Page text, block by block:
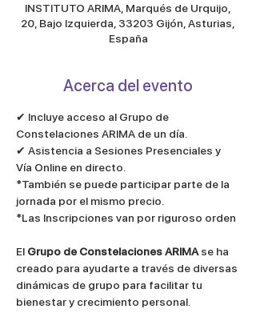
INSTITUTO ARIMA, Marqués de Urquijo,
20, Bajo Izquierda, 33203 Gijón, Asturias,
España
Acerca del evento
✔︎ Incluye acceso al Grupo de
Constelaciones ARIMA de un día.
✔︎ Asistencia a Sesiones Presenciales y
Vía Online en directo.
*También se puede participar parte de la
jornada por el mismo precio.
*Las Inscripciones van por riguroso orden
El Grupo de Constelaciones ARIMA se ha
creado para ayudarte a través de diversas
dinámicas de grupo para facilitar tu
bienestar y crecimiento personal.